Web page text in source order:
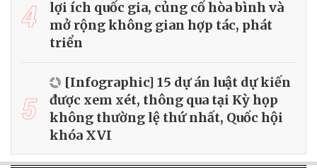
4
lợi ích quốc gia, củng cố hòa bình và
mở rộng không gian hợp tác, phát
triển
5
[Infographic] 15 dự án luật dự kiến
được xem xét, thông qua tại Kỳ họp
không thường lệ thứ nhất, Quốc hội
khóa XVI